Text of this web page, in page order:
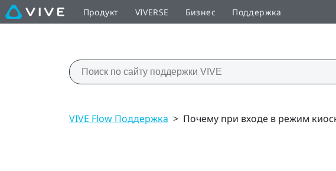
Продукт VIVERSE Бизнес Поддержка
VIVE Flow Поддержка > Почему при входе в режим